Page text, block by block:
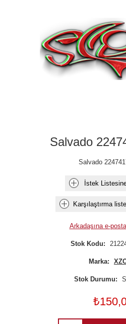
Salvado
Salvado
İstek
Karşılaştırma
Arkadaşına e-
Stok Kodu:
Marka:
Stok Durumu: